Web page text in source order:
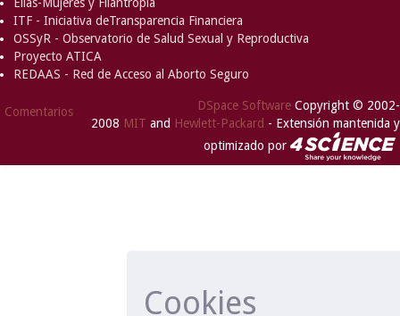
Cookies
ITF - Iniciativa deTransparencia Financiera
OSSyR - Observatorio de Salud Sexual y Reproductiva
Proyecto ATICA
REDAAS - Red de Acceso al Aborto Seguro
Comentarios DSpace Software Copyright © 2002-
2008 MIT and Hewlett-Packard - Extensión mantenida y
optimizado por